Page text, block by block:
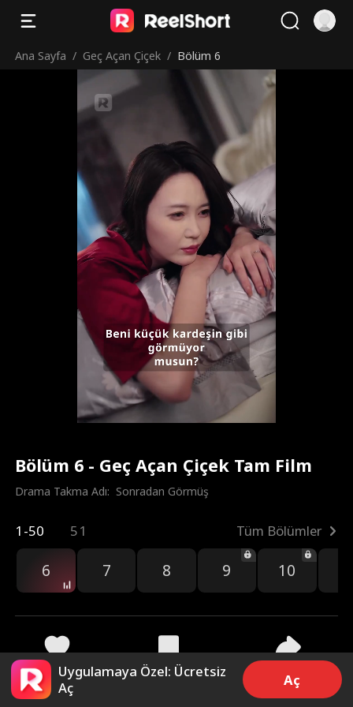
Ana Sayfa / Geç Açan Çiçek / Bölüm 6
Bölüm 6 - Geç Açan Çiçek Tam Film
Drama Takma Adı: Sonradan Görmüş
1-50 51 Tüm Bölümler
6 7 8 9 10
64 43.7k Paylaş
Uygulamaya Özel: Ücretsiz
Aç
Aç